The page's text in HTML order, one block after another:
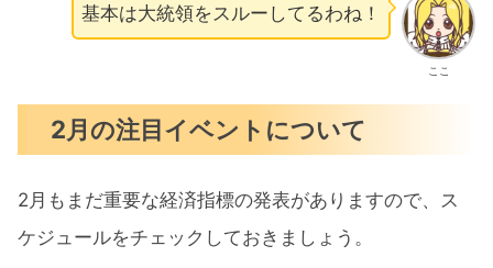
ここ
基本は大統領をスルーしてるわね！
2月の注目イベントについて
2月もまだ重要な経済指標の発表がありますので、ス
ケジュールをチェックしておきましょう。